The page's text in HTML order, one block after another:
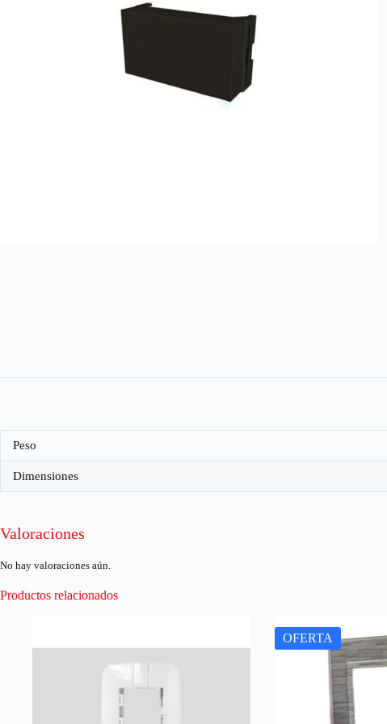
Peso
Dimensiones
Valoraciones
No hay valoraciones aún.
Productos relacionados
OFERTA